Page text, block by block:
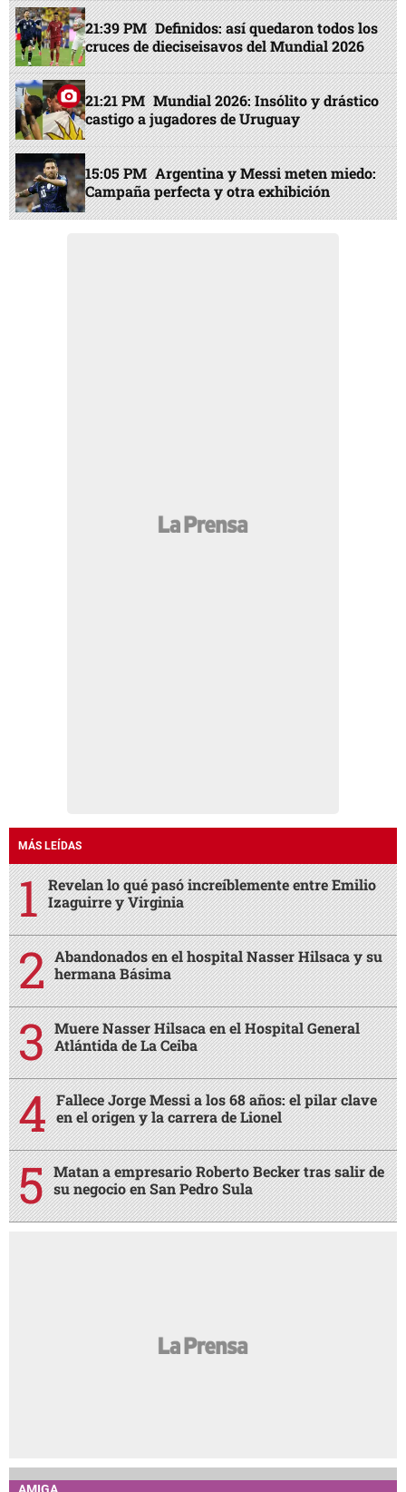
21:39 PM Definidos: así quedaron todos los
cruces de dieciseisavos del Mundial 2026
21:21 PM Mundial 2026: Insólito y drástico
castigo a jugadores de Uruguay
15:05 PM Argentina y Messi meten miedo:
Campaña perfecta y otra exhibición
MÁS LEÍDAS
Revelan lo qué pasó increíblemente entre Emilio
Izaguirre y Virginia
Abandonados en el hospital Nasser Hilsaca y su
hermana Básima
Muere Nasser Hilsaca en el Hospital General
Atlántida de La Ceiba
Fallece Jorge Messi a los 68 años: el pilar clave
en el origen y la carrera de Lionel
Matan a empresario Roberto Becker tras salir de
su negocio en San Pedro Sula